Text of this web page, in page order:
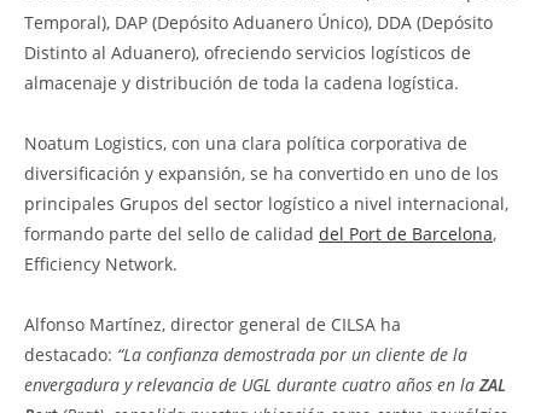
Temporal), DAP (Depósito Aduanero Único), DDA (Depósito
Distinto al Aduanero), ofreciendo servicios logísticos de
almacenaje y distribución de toda la cadena logística.
Noatum Logistics, con una clara política corporativa de
diversificación y expansión, se ha convertido en uno de los
principales Grupos del sector logístico a nivel internacional,
formando parte del sello de calidad del Port de Barcelona,
Efficiency Network.
Alfonso Martínez, director general de CILSA ha
destacado: “La confianza demostrada por un cliente de la
envergadura y relevancia de UGL durante cuatro años en laZAL